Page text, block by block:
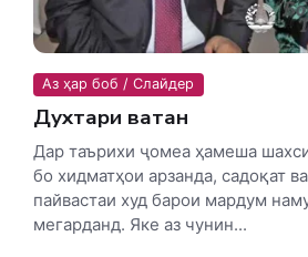
Аз ҳар боб / Слайдер
Духтари ватан
Дар таърихи ҷомеа ҳамеша
бо хидматҳои арзанда, садоқат
пайвастаи худ барои мардум
мегарданд. Яке аз чунин...